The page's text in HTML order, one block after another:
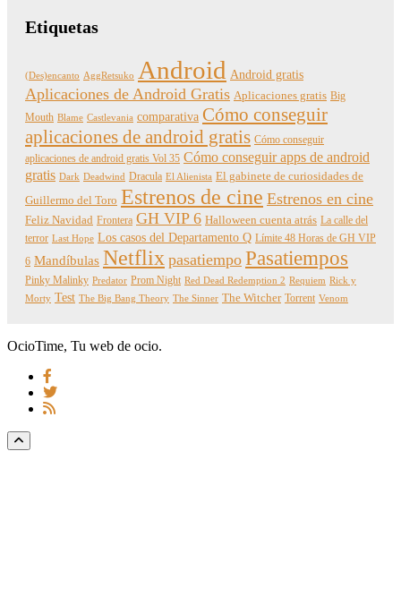
Etiquetas
(Des)encanto AggRetsuko Android Android gratis
Aplicaciones de Android Gratis Aplicaciones gratis Big
Mouth Blame Castlevania comparativa Cómo conseguir
aplicaciones de android gratis Cómo conseguir
aplicaciones de android gratis Vol 35 Cómo conseguir apps de android
gratis Dark Deadwind Dracula El Alienista El gabinete de curiosidades de
Guillermo del Toro Estrenos de cine Estrenos en cine
Feliz Navidad Frontera GH VIP 6 Halloween cuenta atrás La calle del
terror Last Hope Los casos del Departamento Q Límite 48 Horas de GH VIP
6 Mandíbulas Netflix pasatiempo Pasatiempos
Pinky Malinky Predator Prom Night Red Dead Redemption 2 Requiem Rick y
Morty Test The Big Bang Theory The Sinner The Witcher Torrent Venom
OcioTime, Tu web de ocio.